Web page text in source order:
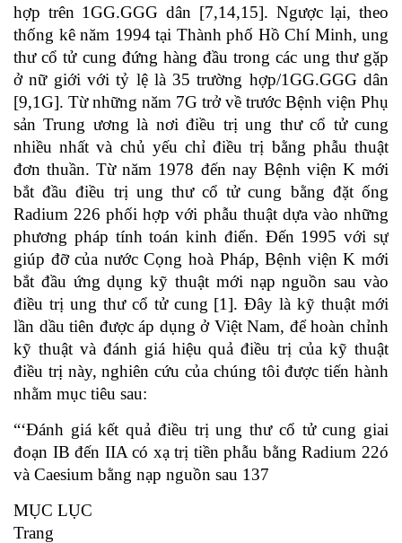
hợp trên 1GG.GGG dân [7,14,15]. Ngược lại, theo
thống kê năm 1994 tại Thành phố Hồ Chí Minh, ung
thư cổ tử cung đứng hàng đầu trong các ung thư gặp
ở nữ giới với tỷ lệ là 35 trường hợp/1GG.GGG dân
[9,1G]. Từ những năm 7G trở về trước Bệnh viện Phụ
sản Trung ương là nơi điều trị ung thư cổ tử cung
nhiều nhất và chủ yếu chỉ điều trị bằng phẫu thuật
đơn thuần. Từ năm 1978 đến nay Bệnh viện K mới
bắt đầu điều trị ung thư cổ tử cung bằng đặt ống
Radium 226 phối hợp với phẫu thuật dựa vào những
phương pháp tính toán kinh điển. Đến 1995 với sự
giúp đỡ của nước Cọng hoà Pháp, Bệnh viện K mới
bắt đầu ứng dụng kỹ thuật mới nạp nguồn sau vào
điều trị ung thư cổ tử cung [1]. Đây là kỹ thuật mới
lần dầu tiên được áp dụng ở Việt Nam, để hoàn chỉnh
kỹ thuật và đánh giá hiệu quả điều trị của kỹ thuật
điều trị này, nghiên cứu của chúng tôi được tiến hành
nhằm mục tiêu sau:
“‘Đánh giá kết quả điều trị ung thư cổ tử cung giai
đoạn IB đến IIA có xạ trị tiền phẫu bằng Radium 22ó
và Caesium bằng nạp nguồn sau 137
MỤC LỤC
Trang